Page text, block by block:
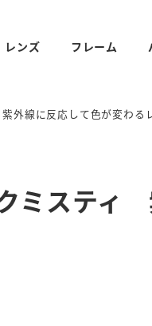
レンズ フレーム
外線に反応して色が変わる
ミスティ